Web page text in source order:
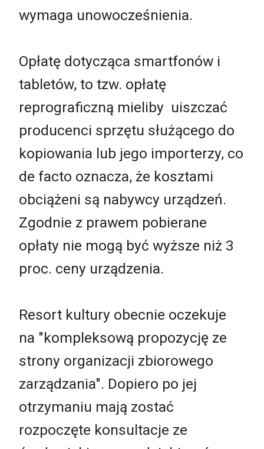
wymaga unowocześnienia.
Opłatę dotycząca smartfonów i
tabletów, to tzw. opłatę
reprograficzną mieliby uiszczać
producenci sprzętu służącego do
kopiowania lub jego importerzy, co
de facto oznacza, że kosztami
obciążeni są nabywcy urządzeń.
Zgodnie z prawem pobierane
opłaty nie mogą być wyższe niż 3
proc. ceny urządzenia.
Resort kultury obecnie oczekuje
na "kompleksową propozycję ze
strony organizacji zbiorowego
zarządzania". Dopiero po jej
otrzymaniu mają zostać
rozpoczęte konsultacje ze